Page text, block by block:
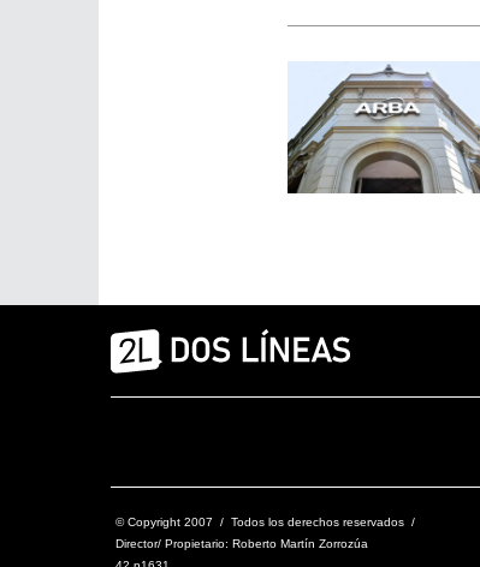
© Copyright 2007 / Todos los derechos reservados /
Director/ Propietario: Roberto Martín Zorrozúa